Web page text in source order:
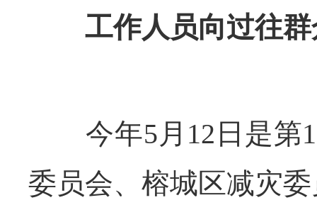
工作人员向过往群
今年5月12日是第
委员会、榕城区减灾